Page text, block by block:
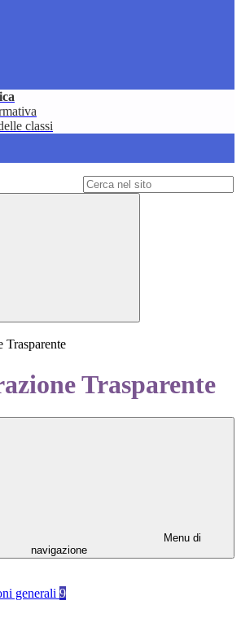
classi
Trasparente
Trasparente
Menu di
navigazione
generali 9